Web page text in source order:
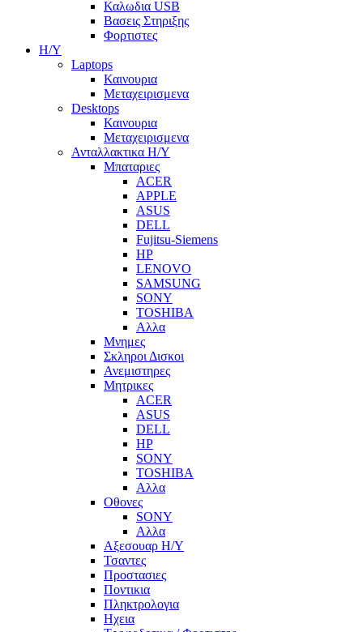
Καλωδια USB
Βασεις Στηριξης
Φορτιστες
Η/Υ
Laptops
Καινουρια
Μεταχειρισμενα
Desktops
Καινουρια
Μεταχειρισμενα
Ανταλλακτικα H/Y
Μπαταριες
ACER
APPLE
ASUS
DELL
Fujitsu-Siemens
HP
LENOVO
SAMSUNG
SONY
TOSHIBA
Αλλα
Μνημες
Σκληροι Δισκοι
Ανεμιστηρες
Μητρικες
ACER
ASUS
DELL
HP
SONY
TOSHIBA
Αλλα
Οθονες
SONY
Αλλα
Αξεσουαρ Η/Υ
Τσαντες
Προστασιες
Ποντικια
Πληκτρολογια
Ηχεια